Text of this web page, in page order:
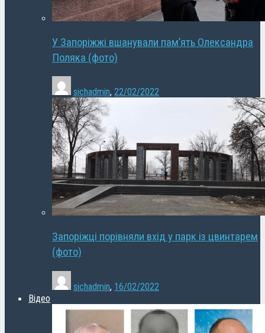
У Запоріжжі вшанували пам’ять Олександра
Поляка (фото)
sichadmin, 22/02/2022
Запоріжці порівняли вхід у парк із цвинтарем
(фото)
sichadmin, 16/02/2022
Відео